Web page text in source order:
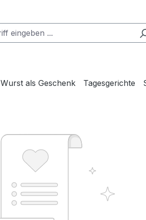
Wurst als Geschenk Tagesgerichte